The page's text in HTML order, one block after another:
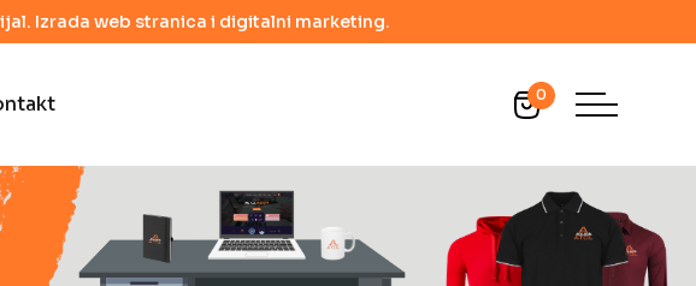
Izrada web stranica i digitalni marketing.
0